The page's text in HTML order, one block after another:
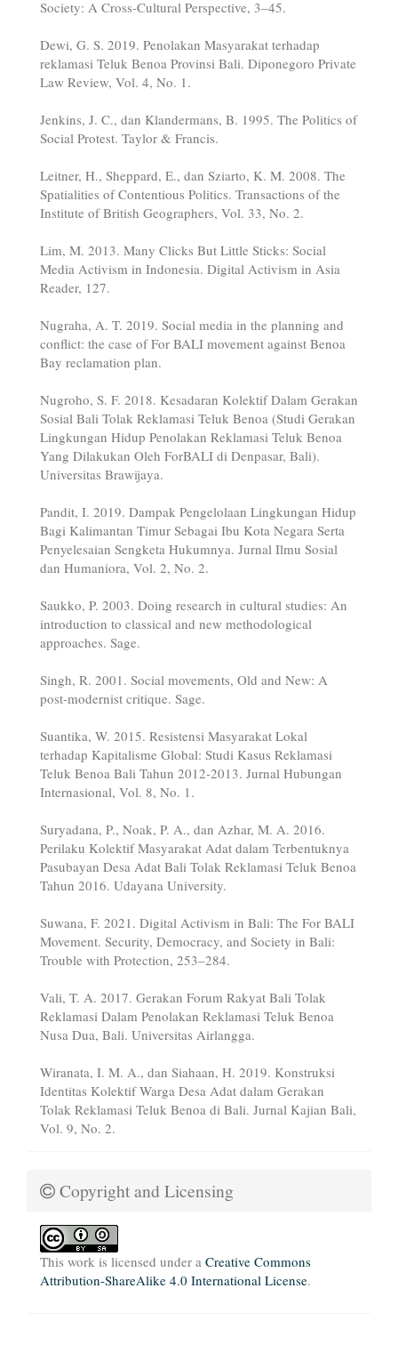
Society: A Cross-Cultural Perspective, 3–45.
Dewi, G. S. 2019. Penolakan Masyarakat terhadap
reklamasi Teluk Benoa Provinsi Bali. Diponegoro Private
Law Review, Vol. 4, No. 1.
Jenkins, J. C., dan Klandermans, B. 1995. The Politics of
Social Protest. Taylor & Francis.
Leitner, H., Sheppard, E., dan Sziarto, K. M. 2008. The
Spatialities of Contentious Politics. Transactions of the
Institute of British Geographers, Vol. 33, No. 2.
Lim, M. 2013. Many Clicks But Little Sticks: Social
Media Activism in Indonesia. Digital Activism in Asia
Reader, 127.
Nugraha, A. T. 2019. Social media in the planning and
conflict: the case of For BALI movement against Benoa
Bay reclamation plan.
Nugroho, S. F. 2018. Kesadaran Kolektif Dalam Gerakan
Sosial Bali Tolak Reklamasi Teluk Benoa (Studi Gerakan
Lingkungan Hidup Penolakan Reklamasi Teluk Benoa
Yang Dilakukan Oleh ForBALI di Denpasar, Bali).
Universitas Brawijaya.
Pandit, I. 2019. Dampak Pengelolaan Lingkungan Hidup
Bagi Kalimantan Timur Sebagai Ibu Kota Negara Serta
Penyelesaian Sengketa Hukumnya. Jurnal Ilmu Sosial
dan Humaniora, Vol. 2, No. 2.
Saukko, P. 2003. Doing research in cultural studies: An
introduction to classical and new methodological
approaches. Sage.
Singh, R. 2001. Social movements, Old and New: A
post-modernist critique. Sage.
Suantika, W. 2015. Resistensi Masyarakat Lokal
terhadap Kapitalisme Global: Studi Kasus Reklamasi
Teluk Benoa Bali Tahun 2012-2013. Jurnal Hubungan
Internasional, Vol. 8, No. 1.
Suryadana, P., Noak, P. A., dan Azhar, M. A. 2016.
Perilaku Kolektif Masyarakat Adat dalam Terbentuknya
Pasubayan Desa Adat Bali Tolak Reklamasi Teluk Benoa
Tahun 2016. Udayana University.
Suwana, F. 2021. Digital Activism in Bali: The For BALI
Movement. Security, Democracy, and Society in Bali:
Trouble with Protection, 253–284.
Vali, T. A. 2017. Gerakan Forum Rakyat Bali Tolak
Reklamasi Dalam Penolakan Reklamasi Teluk Benoa
Nusa Dua, Bali. Universitas Airlangga.
Wiranata, I. M. A., dan Siahaan, H. 2019. Konstruksi
Identitas Kolektif Warga Desa Adat dalam Gerakan
Tolak Reklamasi Teluk Benoa di Bali. Jurnal Kajian Bali,
Vol. 9, No. 2.
Copyright and Licensing
This work is licensed under a Creative Commons
Attribution-ShareAlike 4.0 International License.